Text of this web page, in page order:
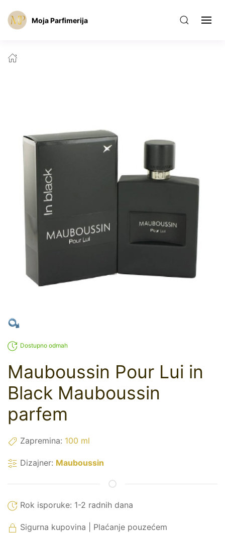
Moja Parfimerija
Dostupno odmah
Mauboussin Pour Lui in
Black Mauboussin
parfem
Zapremina: 100 ml
Dizajner: Mauboussin
Rok isporuke: 1-2 radnih dana
Sigurna kupovina | Plaćanje pouzećem